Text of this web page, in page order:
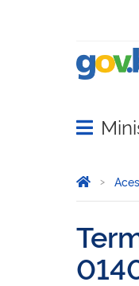
Abrir
Você
Página